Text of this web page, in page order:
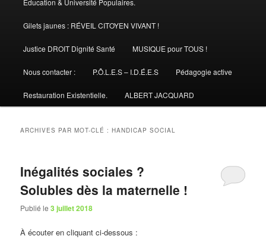
Gilets jaunes : RÉVEIL CITOYEN VIVANT !
Justice DROIT Dignité Santé MUSIQUE pour TOUS !
Nous contacter : P.Ô.L.E.S – I.D.É.E.S Pédagogie active
Restauration Existentielle. ALBERT JACQUARD
ARCHIVES PAR MOT-CLÉ :HANDICAP SOCIAL
Inégalités sociales ?
Solubles dès la maternelle !
Publié le3 juillet 2018
À écouter en cliquant ci-dessous :